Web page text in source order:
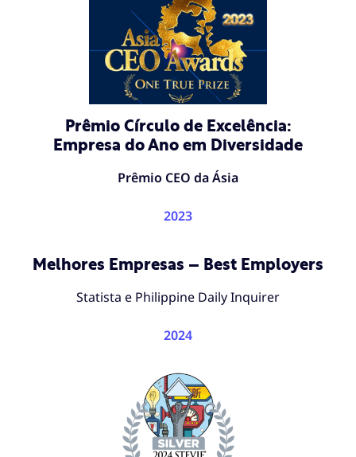
Prêmio Círculo de Excelência:
Empresa do Ano em Diversidade
Prêmio CEO da Ásia
2023
Melhores Empresas – Best Employers
Statista e Philippine Daily Inquirer
2024